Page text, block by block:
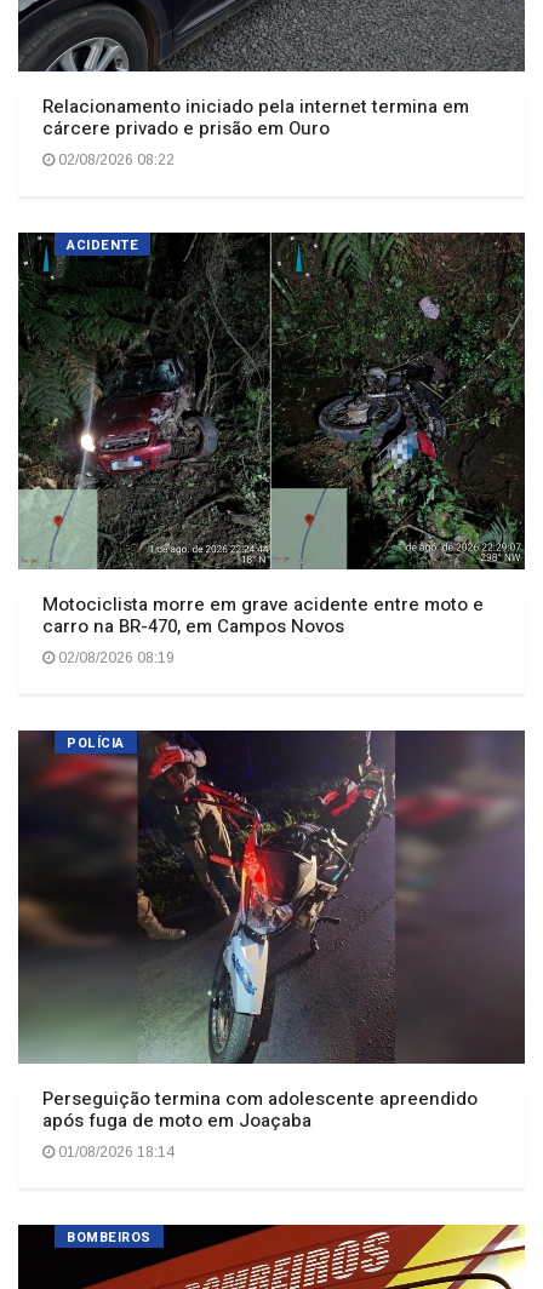
Relacionamento iniciado pela internet termina em
cárcere privado e prisão em Ouro
02/08/2026 08:22
ACIDENTE
Motociclista morre em grave acidente entre moto e
carro na BR-470, em Campos Novos
02/08/2026 08:19
POLÍCIA
Perseguição termina com adolescente apreendido
após fuga de moto em Joaçaba
01/08/2026 18:14
BOMBEIROS